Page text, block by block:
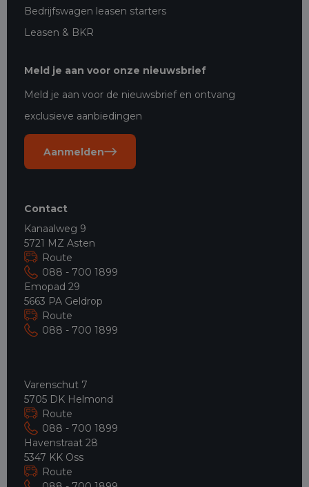
Bedrijfswagen leasen starters
Leasen & BKR
Meld je aan voor onze nieuwsbrief
Meld je aan voor de nieuwsbrief en ontvang
exclusieve aanbiedingen
Aanmelden
Contact
Kanaalweg 9
5721 MZ Asten
Route
088 - 700 1899
Emopad 29
5663 PA Geldrop
Route
088 - 700 1899
Varenschut 7
5705 DK Helmond
Route
088 - 700 1899
Havenstraat 28
5347 KK Oss
Route